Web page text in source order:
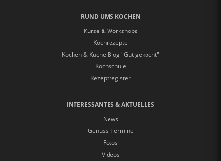
RUND UMS KOCHEN
Kurse & Workshops
Kochrezepte
Kochen & Küche Blog "Gut gekocht"
Kochschule
Rezeptregister
INTERESSANTES & AKTUELLES
News
Genuss-Termine
Fotos
Videos